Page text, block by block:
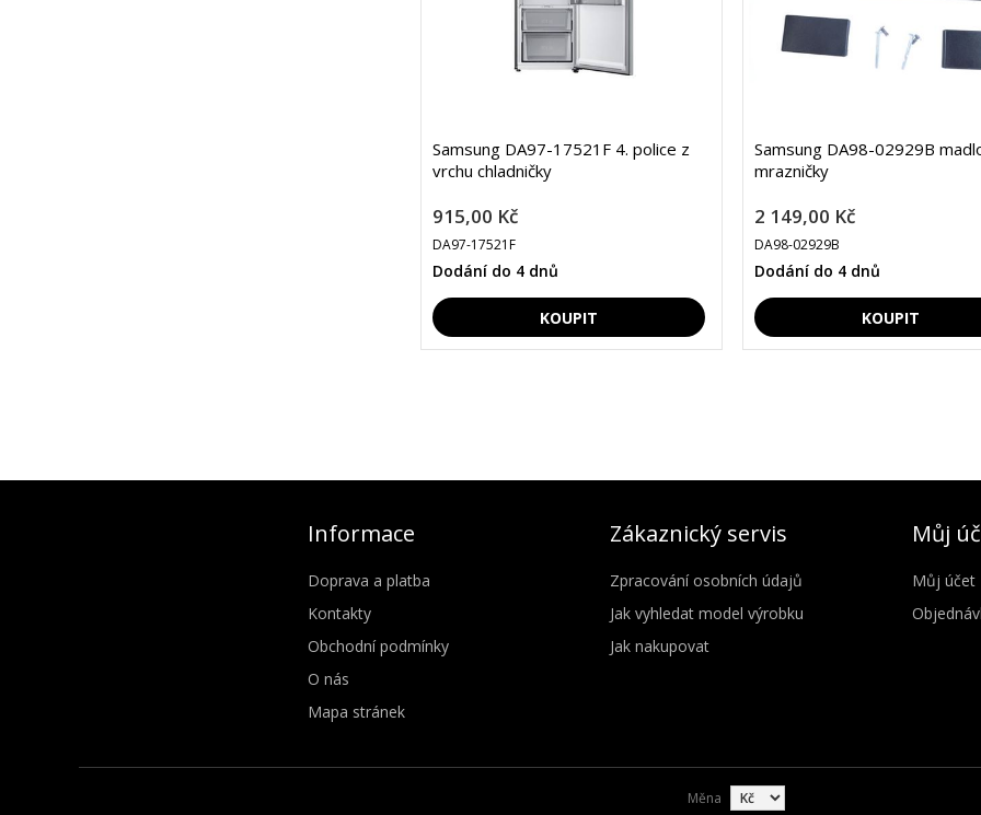
Samsung DA97-17521F 4. police z
vrchu chladničky
915,00 Kč
DA97-17521F
Dodání do 4 dnů
Samsung DA98-02929B
mrazničky
2 149,00 Kč
DA98-02929B
Dodání do 4 dnů
Informace
Doprava a platba
Kontakty
Obchodní podmínky
O nás
Mapa stránek
Zákaznický servis
Zpracování osobních údajů
Jak vyhledat model výrobku
Jak nakupovat
Můj
Můj účet
Měna